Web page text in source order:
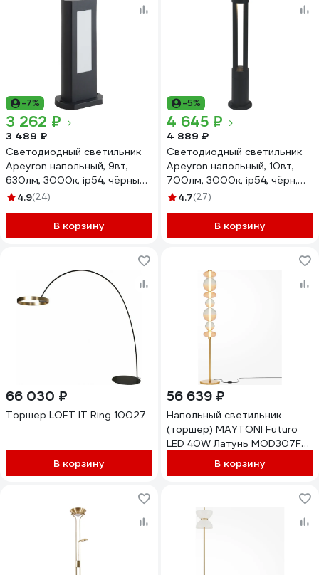
-7%
3 262 ₽
3 489 ₽
Светодиодный светильник
Apeyron напольный, 9вт,
630лм, 3000к, ip54, чёрный,
металл 31-10
4.9(24)
В корзину
-5%
4 645 ₽
4 889 ₽
Светодиодный светильник
Apeyron напольный, 10вт,
700лм, 3000к, ip54, чёрн,
алюминий 31-15
4.7(27)
В корзину
66 030 ₽
Торшер LOFT IT Ring 10027
В корзину
56 639 ₽
Напольный светильник
(торшер) MAYTONI Futuro
LED 40W Латунь MOD307FL-
В корзину